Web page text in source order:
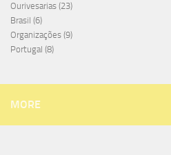
Ourivesarias (23)
Brasil (6)
Organizações (9)
Portugal (8)
MORE